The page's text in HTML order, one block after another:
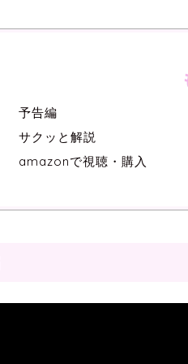
予告編
サクッと解説
amazonで視聴・購入